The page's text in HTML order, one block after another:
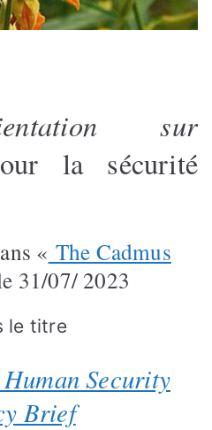
sur
la sécurité
« The Cadmus
31/07/ 2023
le titre
Security
Brief